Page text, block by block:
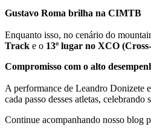
Gustavo Roma brilha na CIMTB
Enquanto isso, no cenário do
Track e o 13º lugar no XCO
Compromisso com o alto
A performance de Leandro Donizete
cada passo desses atletas,
Continue acompanhando nosso blog